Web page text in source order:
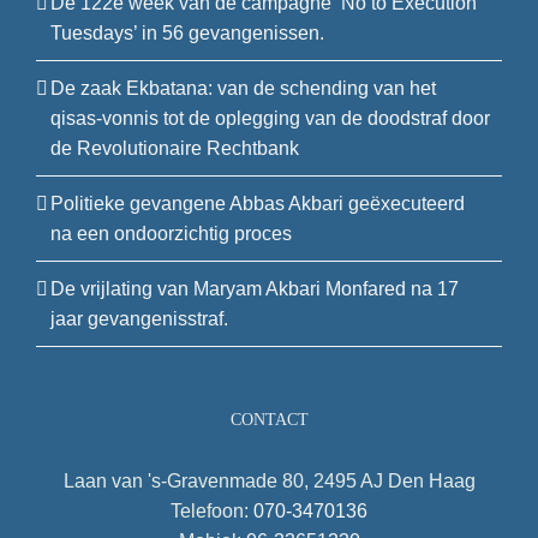
Tuesdays’ in 56 gevangenissen.
De zaak Ekbatana: van de schending van het
qisas-vonnis tot de oplegging van de doodstraf door
de Revolutionaire Rechtbank
Politieke gevangene Abbas Akbari geëxecuteerd
na een ondoorzichtig proces
De vrijlating van Maryam Akbari Monfared na 17
jaar gevangenisstraf.
CONTACT
Laan van 's-Gravenmade 80, 2495 AJ Den Haag
Telefoon: 070-3470136